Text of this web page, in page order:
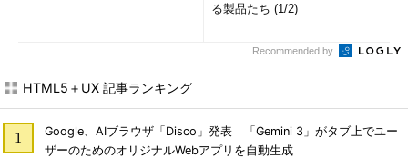
る製品たち (1/2)
Recommended by
HTML5＋UX 記事ランキング
Google、AIブラウザ「Disco」発表 「Gemini 3」がタブ上でユー
ザーのためのオリジナルWebアプリを自動生成